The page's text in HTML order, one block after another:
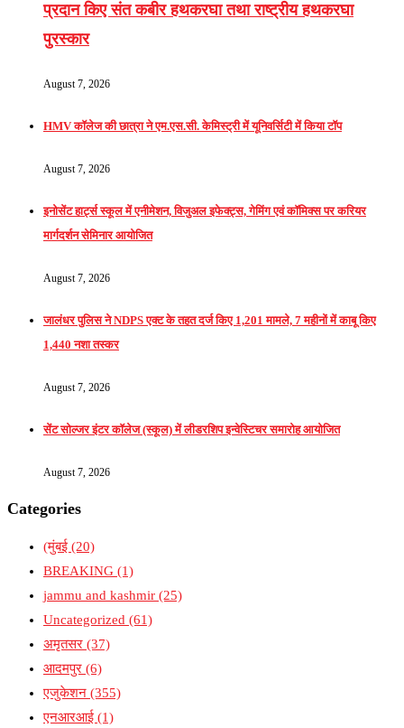
प्रदान किए संत कबीर हथकरघा तथा राष्ट्रीय हथकरघा
पुरस्कार
August 7, 2026
HMV कॉलेज की छात्रा ने एम.एस.सी. केमिस्ट्री में यूनिवर्सिटी में किया टॉप
August 7, 2026
इनोसेंट हार्ट्स स्कूल में एनीमेशन, विजुअल इफेक्ट्स, गेमिंग एवं कॉमिक्स पर करियर
मार्गदर्शन सेमिनार आयोजित
August 7, 2026
जालंधर पुलिस ने NDPS एक्ट के तहत दर्ज किए 1,201 मामले, 7 महीनों में काबू किए
1,440 नशा तस्कर
August 7, 2026
सेंट सोल्जर इंटर कॉलेज (स्कूल) में लीडरशिप इन्वेस्टिचर समारोह आयोजित
August 7, 2026
Categories
(मुंबई (20)
BREAKING (1)
jammu and kashmir (25)
Uncategorized (61)
अमृतसर (37)
आदमपुर (6)
एजुकेशन (355)
एनआरआई (1)